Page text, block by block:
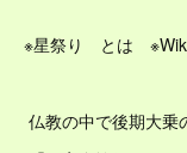
※星祭り とは
仏教の中で後期大乗